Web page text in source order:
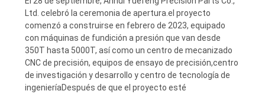
SOLICITAR
UNA
COTIZACIÓN
Ltd. celebró la ceremonia de apertura.el proyecto
comenzó a construirse en febrero de 2023, equipado
con máquinas de fundición a presión que van desde
350T hasta 5000T, así como un centro de mecanizado
CNC de precisión, equipos de ensayo de precisión,centro
de investigación y desarrollo y centro de tecnología de
ingenieríaDespués de que el proyecto esté